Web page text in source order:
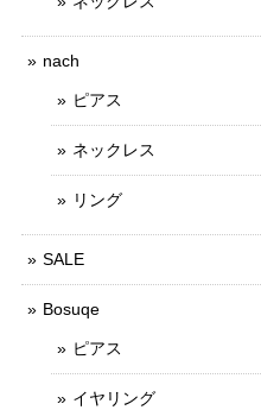
nach
ピアス
ネックレス
リング
SALE
Bosuqe
ピアス
イヤリング